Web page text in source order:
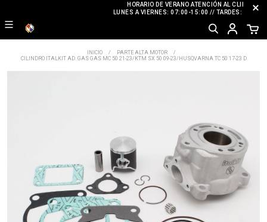
INICIO
PARTE ALTA MOTOR
CILINDRO ITALKIT AD. GAS GAS MC 50 21-23/KTM SX 50 09-23/HUSQVARNA TC 50 17-23 D
HORARIO DE VERANO ATENCIÓN AL CLIENTE
LUNES A VIERNES: 07:00-15:00 // TARDES: